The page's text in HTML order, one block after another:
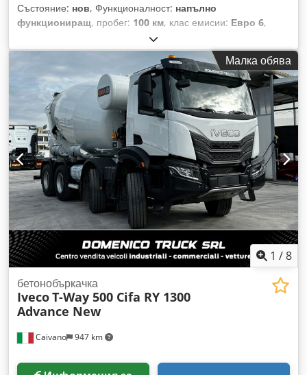
Състояние: нов, Функционалност: напълно
функциониращ, пробег: 100 км, клас емисии: Евро 6,
Смесителна барабанна част: • Номинален обем: 9 м³ •
Геометричен обем: 15,85 м³ • Обем до водната линия:
10,45 м³ • Степен на запълване: 62,6% • Наклон: 11,2°
Оборудване на бетоновоз: • Барабан и смесителни
спирали, изработени от високоизносоустойчива стомана
SSAB, тип Strenx® 700, 4–5 мм • Спирали със
допълнителна защита на ръбовете Хидравлична аксиална
бутална помпа Bosch Rexroth (стандартно оборудване) •
Планетарна скоростна кутия на ZF Friedrichshafen •
Хидравлично охлаждане на масло от ASA Hydraulik с
автоматично регулиране на температурата Натоварване на
осите: 7,5 т – 7,5 т – 10,0 т – 10,0 т Междуосие: 4,25 м
Предавателно отношение на осите: 8x4 Екологичен клас:
Евро 6 Crsdsziy I Dspfx Akajf Трансмисия: Автоматична
скоростна кутия Powershift
Малка обява
1 /8
Caivano 947 km
бетонобъркачка
IvecoT-Way 500 Cifa RY 1300
Advance New